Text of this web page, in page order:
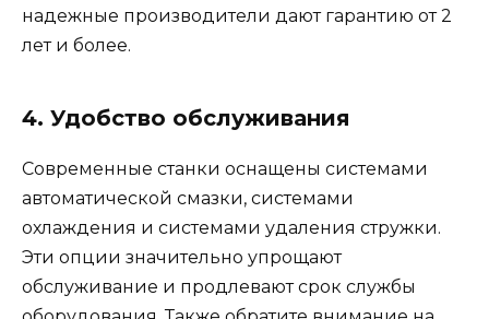
надежные производители дают гарантию от 2
лет и более.
4. Удобство обслуживания
Современные станки оснащены системами
автоматической смазки, системами
охлаждения и системами удаления стружки.
Эти опции значительно упрощают
обслуживание и продлевают срок службы